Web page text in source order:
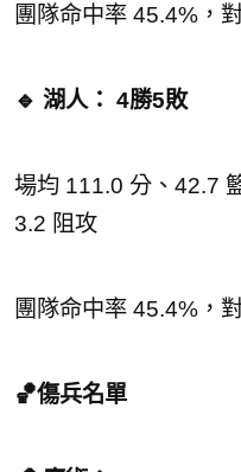
團隊命中率 45.4%，
🔹 湖人： 4勝5敗
場均 111.0 分、42.7
3.2 阻攻
團隊命中率 45.4%，
🏀傷兵名單